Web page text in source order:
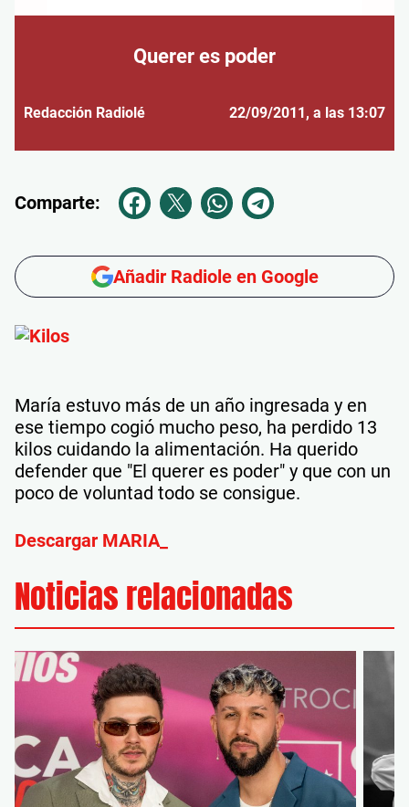
Querer es poder
Redacción Radiolé 22/09/2011, a las 13:07
Comparte:
Añadir Radiole en Google
María estuvo más de un año ingresada y en
ese tiempo cogió mucho peso, ha perdido 13
kilos cuidando la alimentación. Ha querido
defender que "El querer es poder" y que con un
poco de voluntad todo se consigue.
Descargar MARIA_
Noticias relacionadas